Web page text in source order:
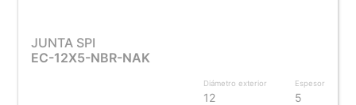
JUNTA SPI
EC-12X5-NBR-NAK
Diámetro exterior
12
Espesor
5